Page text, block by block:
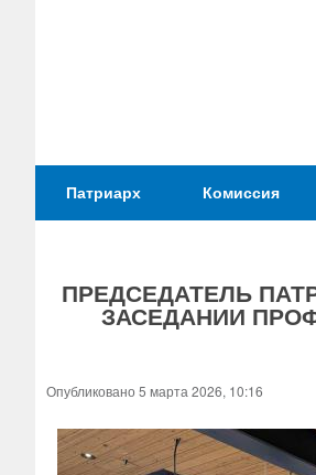
Патриаршая
Комиссия
вопросам
физической
культуры и
Патриарх Комиссия
ПРЕДСЕДАТЕЛЬ
ЗАСЕДАНИИ
Опубликовано 5 марта 2026, 10:16